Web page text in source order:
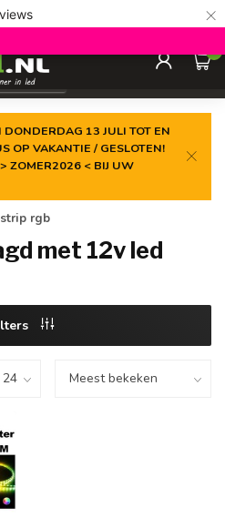
×
prijs
0
13 JULI TOT EN
OP VAKANTIE / GESLOTEN!
ZOMER2026 < BIJ UW
rgb
met 12v led